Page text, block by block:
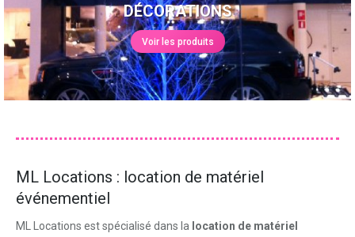
DÉCORATIONS
Voir les produits
ML Locations : location de matériel
événementiel
ML Locations est spécialisé dans la location de matériel